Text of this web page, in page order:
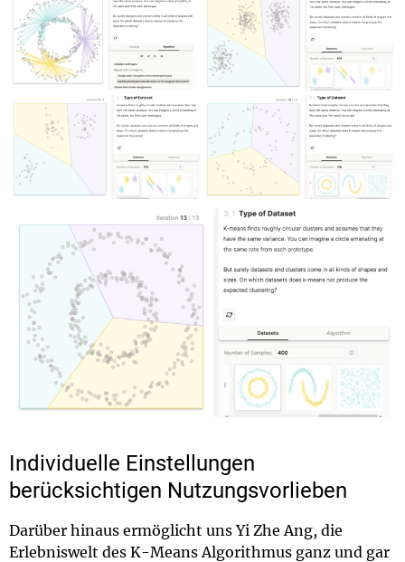
Individuelle Einstellungen
berücksichtigen Nutzungsvorlieben
Darüber hinaus ermöglicht uns Yi Zhe Ang, die
Erlebniswelt des K-Means Algorithmus ganz und gar